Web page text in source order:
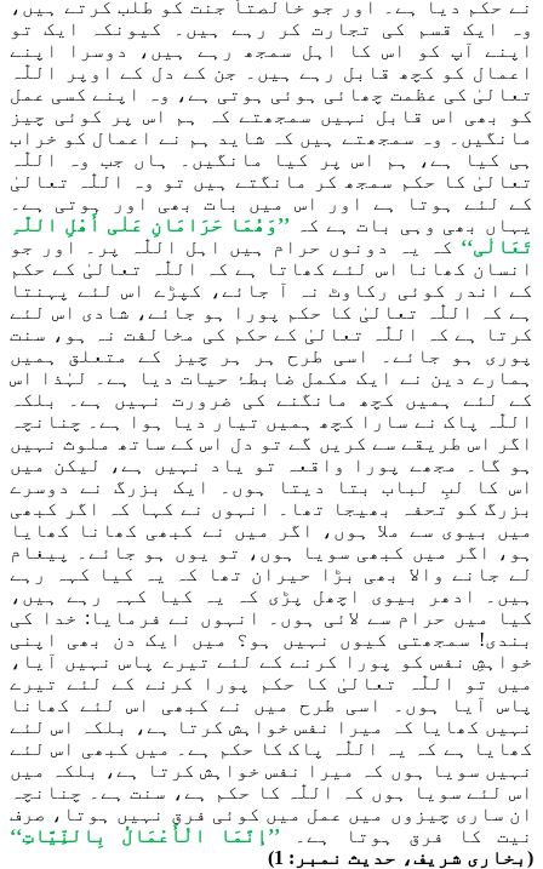
نے حکم دیا ہے۔ اور جو خالص تاً جنت کو طلب کرتے ہیں،
وہ
ایک قسم کی تجارت کر رہے ہیں
کیونکہ ایک تو
ا پنے آپ کو اس کا اہل سمجھ رہے ہیں ، دوسر ا
اپنے
اعمال کو کچھ قابل رہے ہیں۔ جن کے دل کے اوپر
اللّٰہ
تعالیٰ کی عظمت چھائی ہوئی ہوتی ہے، وہ اپنے کسی عمل
کو بھی اس قابل نہیں سمجھتے کہ
ہم
اس پر کوئی چیز
مانگ ی ں۔ وہ سمجھتے ہیں کہ شاید ہم
نے اعمال کو خراب
ہی کیا ہے ، ہم اس پر کیا مانگ ی ں۔ ہاں
جب وہ اللّٰہ
تعالیٰ کا حکم سمجھ کر مانگتے ہیں تو
وہ اللّٰہ
تعالیٰ
کے لئے ہوتا ہے
اور
اس میں بات بھی اور ہوتی ہے۔
یہاں
بھی وہی بات ہے کہ’’وَ ھُمَا حَرَامَانِ عَلٰی أَھْلِ اللّٰہِ
تَعَالٰی‘‘ کہ یہ دونوں حرام ہیں اہل اللّٰہ
پر۔ اور جو
انسان کھانا اس لئے کھاتا ہے کہ
اللّٰہ
تعالیٰ کے حکم
کے اندر کوئی رکا و ٹ نہ آ جائے، کپڑے اس لئے پہنتا
ہے کہ
اللّٰہ
تعالیٰ کا حکم پورا ہو جائے، شادی اس لئے
کرتا ہے کہ
اللّٰہ
تعالیٰ کے حکم کی مخالفت نہ ہو، سنت
پوری ہو جائے۔ اسی طرح ہر ہر چیز
کے متعلق
ہمیں
ہمارے دین نے ایک مکمل ضابطۂ حیات دیا ہے۔ لہٰذا اس
کے لئے ہمیں کچھ مانگنے کی ضرورت نہیں ہے۔ بلکہ
اللّٰہ
پاک نے سارا کچھ ہمیں تیار دیا ہوا ہے۔
چنانچہ
اگر اس طریقے سے کریں گے تو دل ا س کے ساتھ ملوث نہیں
ہو گا۔ مجھے پورا واقعہ تو یاد نہیں ہے، لیکن
میں
اس کا لبِ لباب بتا دیتا ہوں۔
ایک بزرگ نے دوسرے
بزرگ کو تحفہ بھیجا تھ ا۔ انہوں نے کہا کہ اگر کبھی
میں بیوی سے ملا ہوں، اگر میں نے کبھی کھانا کھایا
ہو، اگر میں کبھی سویا ہوں، تو
یوں ہو جائے۔
پیغام
لے جانے والا بھی بڑا حیران تھا کہ یہ کیا ک ہہ
رہے
ہیں۔ ادھر
بیوی
اچھل پڑی کہ یہ کیا کہہ رہے ہیں،
کیا میں حرام سے لا ئی ہوں۔ انہوں نے فرمایا: خدا کی
بندی! سمجھتی کیوں نہیں ہ و؟
میں ایک دن بھی اپنی
خواہشِ نفس کو پورا کرنے کے لئے تیرے پاس نہیں آیا ،
میں تو
اللّٰہ تعالیٰ کا حکم پورا کرنے کے لئے ت ی رے
پاس آیا ہوں۔ اسی طرح میں نے کبھی اس لئے
کھانا
نہیں کھایا کہ میرا نفس خواہش کرتا ہے، بلکہ اس لئے
کھایا ہے کہ یہ
اللّٰہ پاک کا حکم ہے
میں کبھی اس لئے
ن ہیں سویا ہوں کہ میرا نفس خواہش کرتا ہے، بلکہ میں
اس لئے سویا ہوں کہ
اللّٰہ کا حکم ہے، سنت ہے۔
چنانچہ
ان ساری چیزوں میں عمل میں کوئی فرق نہیں ہوتا، صرف
نیت
کا فرق ہوت ا ہے۔ ’’إنَّمَا الْأَعْمَالُ بِالنِّيَّاتِ‘‘
(بخاری شریف، حدیث نمبر: 1)